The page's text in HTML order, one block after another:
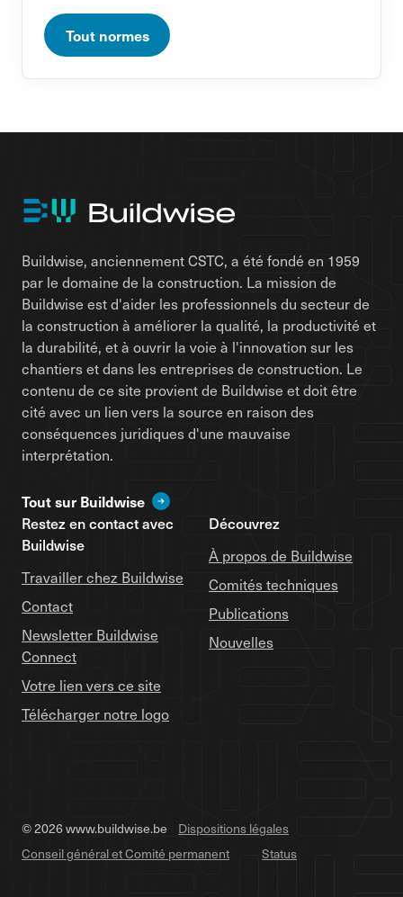
Tout normes
Buildwise, anciennement CSTC, a été fondé en 1959
par le domaine de la construction. La mission de
Buildwise est d'aider les professionnels du secteur de
la construction à améliorer la qualité, la productivité et
la durabilité, et à ouvrir la voie à l'innovation sur les
chantiers et dans les entreprises de construction. Le
contenu de ce site provient de Buildwise et doit être
cité avec un lien vers la source en raison des
conséquences juridiques d'une mauvaise
interprétation.
Tout sur Buildwise
Restez en contact avec
Buildwise
Travailler chez Buildwise
Contact
Newsletter Buildwise
Connect
Votre lien vers ce site
Télécharger notre logo
Découvrez
À propos de Buildwise
Comités techniques
Publications
Nouvelles
© 2026 www.buildwise.be
Dispositions légales
Conseil général et Comité permanent
Status